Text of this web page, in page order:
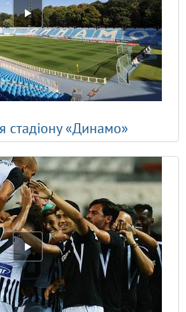
стадіону «Динамо»